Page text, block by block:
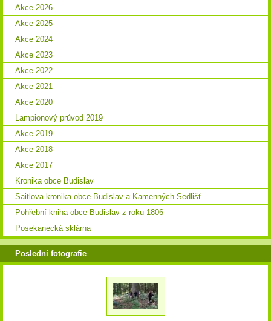
Akce 2026
Akce 2025
Akce 2024
Akce 2023
Akce 2022
Akce 2021
Akce 2020
Lampionový průvod 2019
Akce 2019
Akce 2018
Akce 2017
Kronika obce Budislav
Saitlova kronika obce Budislav a Kamenných Sedlišť
Pohřební kniha obce Budislav z roku 1806
Posekanecká sklárna
Poslední fotografie